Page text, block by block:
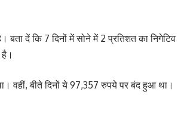
दें कि 7 दिनों में सोने में 2 प्रतिशत का निगेटिव
वहीं, बीते दिनों ये 97,357 रुपये पर बंद हुआ था।